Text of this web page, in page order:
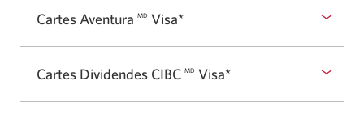
Cartes Aventura MD Visa*
Cartes Dividendes CIBC MD Visa*